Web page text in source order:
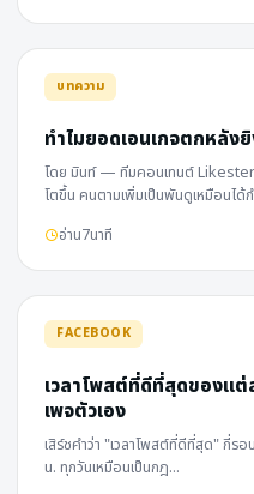
บทความ
ทำไมยอดเอนเกจตกหลัง
โดย มินท์ — ทีมคอนเทนต์
โตขึ้น คนตามเพิ่มเป็นพันดูเหมือนได้
อ่าน7นาที
FACEBOOK
เวลาโพสต์ที่ดีที่สุดของแ
เพจตัวเอง
เสิร์ชคำว่า "เวลาโพสต์ที่ดีที่สุด" กี่ร
น. ทุกวันเหมือนเป็นกฎ…